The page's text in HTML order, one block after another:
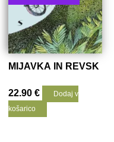
MIJAVKA IN REVSK
22.90€
Dodaj v
košarico